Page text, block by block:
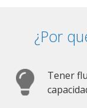
¿Por
Tener